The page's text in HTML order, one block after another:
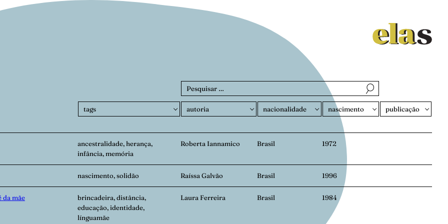
e
u
i
a
r
p
o
ancestralidade, herança,
infância, memória
Roberta Iannamico Brasil 1972
nascimento, solidão Raíssa Galvão Brasil 1996
da mãe
brincadeira, distância,
educação, identidade,
línguamãe
Laura Ferreira Brasil 1984